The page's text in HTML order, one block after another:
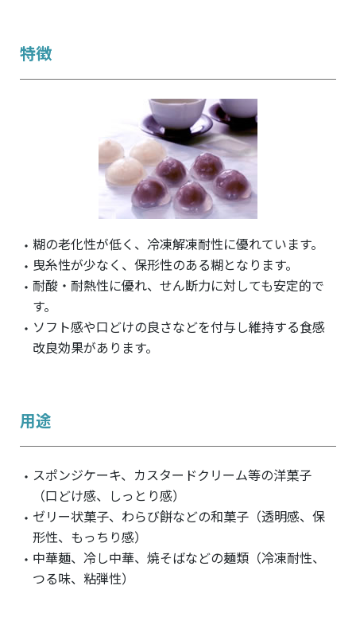
特徴
糊の老化性が低く、冷凍解凍耐性に優れています。
曳糸性が少なく、保形性のある糊となります。
耐酸・耐熱性に優れ、せん断力に対しても安定的で
す。
ソフト感や口どけの良さなどを付与し維持する食感
改良効果があります。
用途
スポンジケーキ、カスタードクリーム等の洋菓子
（口どけ感、しっとり感）
ゼリー状菓子、わらび餅などの和菓子（透明感、保
形性、もっちり感）
中華麺、冷し中華、焼そばなどの麺類（冷凍耐性、
つる味、粘弾性）